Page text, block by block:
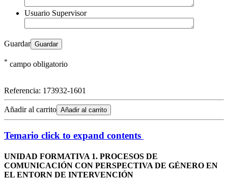
Usuario Supervisor
Guardar
* campo obligatorio
Referencia: 173932-1601
Añadir al carrito Añadir al carrito
Temario click to expand contents
UNIDAD FORMATIVA 1. PROCESOS DE
COMUNICACIÓN CON PERSPECTIVA DE GÉNERO EN
EL ENTORN DE INTERVENCIÓN